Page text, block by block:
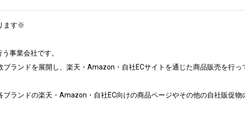
ます※
事業会社です。
ランドを展開し、楽天・Amazon・自社ECサイトを通じた商品販売を行っ
ランドの楽天・Amazon・自社EC向けの商品ページやその他の自社販促物